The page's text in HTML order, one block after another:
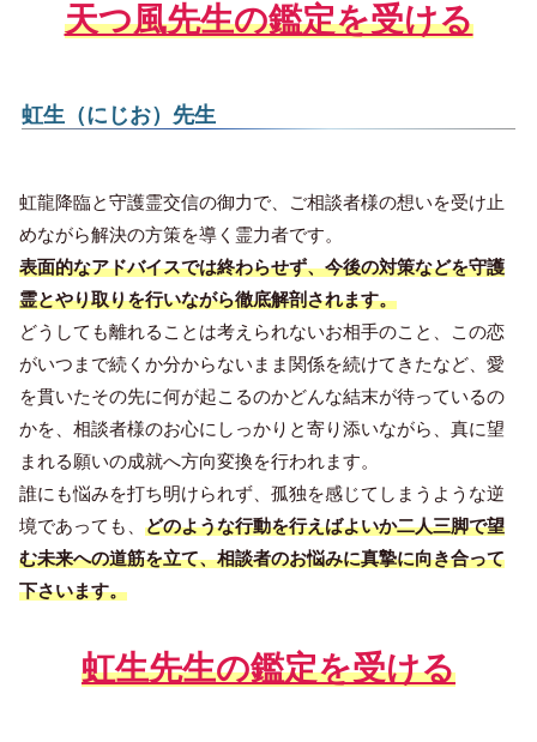
天つ風先生の鑑定を受ける
虹生（にじお）先生
虹龍降臨と守護霊交信の御力で、ご相談者様の想いを受け止
めながら解決の方策を導く霊力者です。
表面的なアドバイスでは終わらせず、今後の対策などを守護
霊とやり取りを行いながら徹底解剖されます。
どうしても離れることは考えられないお相手のこと、この恋
がいつまで続くか分からないまま関係を続けてきたなど、愛
を貫いたその先に何が起こるのかどんな結末が待っているの
かを、相談者様のお心にしっかりと寄り添いながら、真に望
まれる願いの成就へ方向変換を行われます。
誰にも悩みを打ち明けられず、孤独を感じてしまうような逆
境であっても、 どのような行動を行えばよいか二人三脚で望
む未来への道筋を立て、相談者のお悩みに真摯に向き合って
下さいます。
虹生先生の鑑定を受ける